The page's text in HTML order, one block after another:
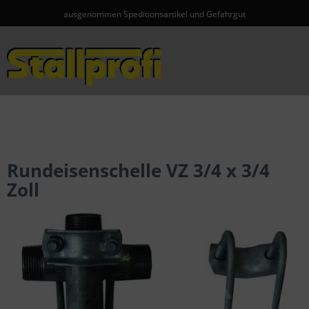
ausgenommen Speditionsartikel und Gefahrgut
Rundeisenschelle VZ 3/4 x 3/4
Zoll